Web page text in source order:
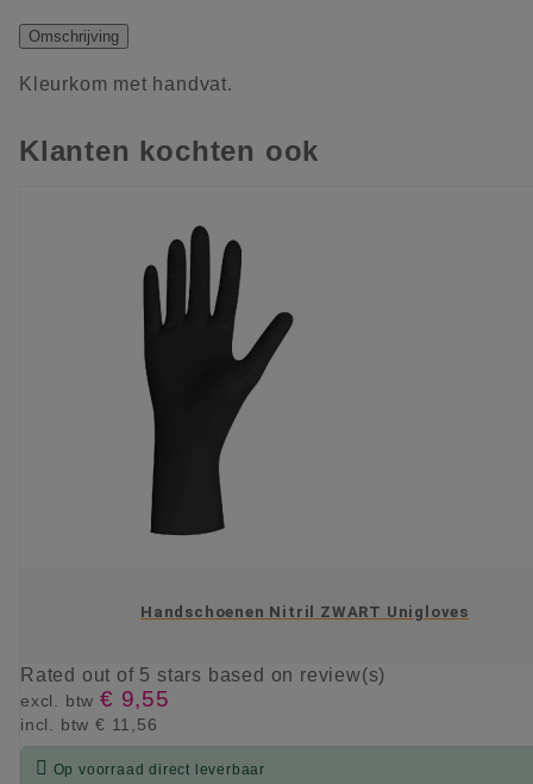
Omschrijving
Kleurkom met handvat.
Klanten kochten ook
Handschoenen Nitril ZWART Unigloves
Rated out of 5 stars based on review(s)
excl. btw € 9,55
incl. btw € 11,56
 Op voorraad direct leverbaar